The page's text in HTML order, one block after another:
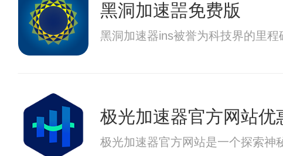
黑洞加速噐免费版
黑洞加速器ins被誉为科技界的里
极光加速器官方网站优
极光加速器官方网站是一个探索神